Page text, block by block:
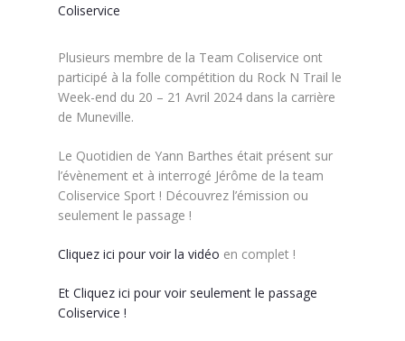
Coliservice
Plusieurs membre de la Team Coliservice ont
participé à la folle compétition du Rock N Trail le
Week-end du 20 – 21 Avril 2024 dans la carrière
de Muneville.
Le Quotidien de Yann Barthes était présent sur
l’évènement et à interrogé Jérôme de la team
Coliservice Sport ! Découvrez l’émission ou
seulement le passage !
Cliquez ici pour voir la vidéo en complet !
Et Cliquez ici pour voir seulement le passage
Coliservice !